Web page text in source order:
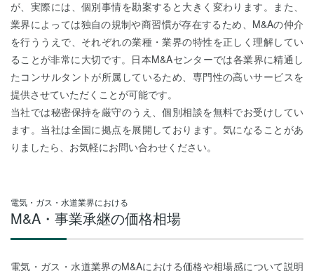
が、実際には、個別事情を勘案すると大きく変わります。また、
業界によっては独自の規制や商習慣が存在するため、M&Aの仲介
を行ううえで、それぞれの業種・業界の特性を正しく理解してい
ることが非常に大切です。日本M&Aセンターでは各業界に精通し
たコンサルタントが所属しているため、専門性の高いサービスを
提供させていただくことが可能です。
当社では秘密保持を厳守のうえ、個別相談を無料でお受けしてい
ます。当社は全国に拠点を展開しております。気になることがあ
りましたら、お気軽にお問い合わせください。
電気・ガス・水道業界における
M&A・事業承継の価格相場
電気・ガス・水道業界のM&Aにおける価格や相場感について説明